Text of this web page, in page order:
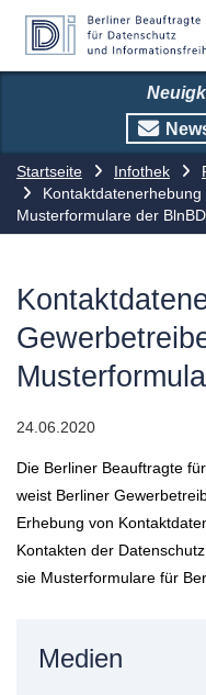
Startseite Infothek
Musterformulare der
24.06.2020
Die Berliner Beauftragte
weist Berliner
Erhebung von
Kontakten der
sie Musterformulare für
Medien